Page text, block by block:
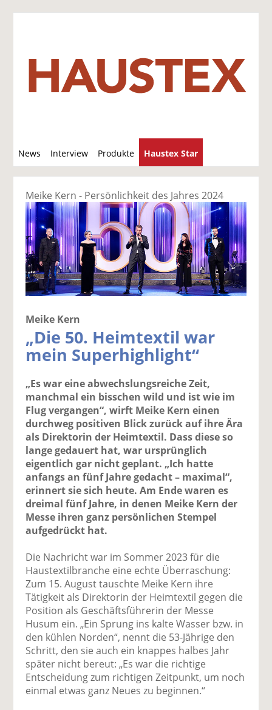
News Interview Produkte Haustex Star
u
c
Meike Kern - Persönlichkeit des Jahres 2024
Meike Kern
„Die 50. Heimtextil war
mein Superhighlight“
„Es war eine abwechslungsreiche Zeit,
manchmal ein bisschen wild und ist wie im
Flug vergangen“, wirft Meike Kern einen
durchweg positiven Blick zurück auf ihre Ära
als Direktorin der Heimtextil. Dass diese so
lange gedauert hat, war ursprünglich
eigentlich gar nicht geplant. „Ich hatte
anfangs an fünf Jahre gedacht – maximal“,
erinnert sie sich heute. Am Ende waren es
dreimal fünf Jahre, in denen Meike Kern der
Messe ihren ganz persönlichen Stempel
aufgedrückt hat.
Die Nachricht war im Sommer 2023 für die
Haustextilbranche eine echte Überraschung:
Zum 15. August tauschte Meike Kern ihre
Tätigkeit als Direktorin der Heimtextil gegen die
Position als Geschäftsführerin der Messe
Husum ein. „Ein Sprung ins kalte Wasser bzw. in
den kühlen Norden“, nennt die 53-Jährige den
Schritt, den sie auch ein knappes halbes Jahr
später nicht bereut: „Es war die richtige
Entscheidung zum richtigen Zeitpunkt, um noch
einmal etwas ganz Neues zu beginnen.“